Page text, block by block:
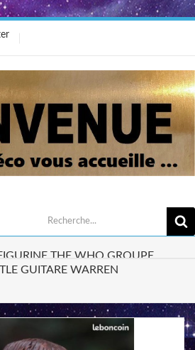
THE WHO GROUPE
GUITARE WARREN